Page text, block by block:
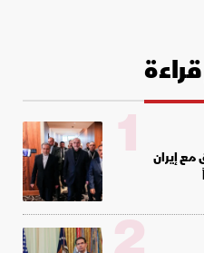
قراءة
مع إيران
1